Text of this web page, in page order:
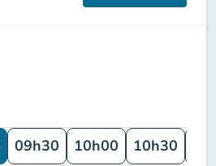
09h30 10h00 10h30